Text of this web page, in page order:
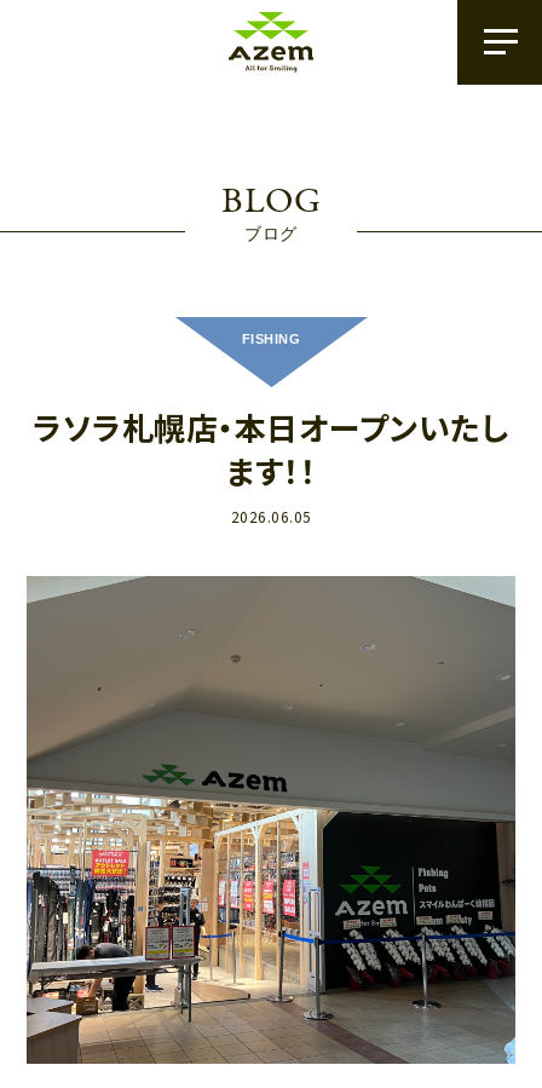
BLOG
ブログ
FISHING
ラソラ札幌店・本日オープンいたし
ます！！
2026.06.05